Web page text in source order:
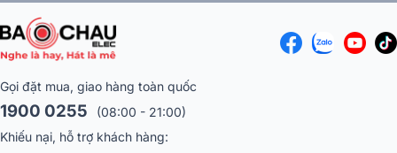
Gọi đặt mua, giao hàng toàn quốc
1900 0255
(08:00 - 21:00)
Khiếu nại, hỗ trợ khách hàng: